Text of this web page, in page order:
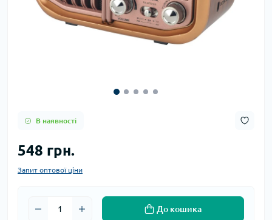
В наявності
548 грн.
Запит оптової ціни
До кошика